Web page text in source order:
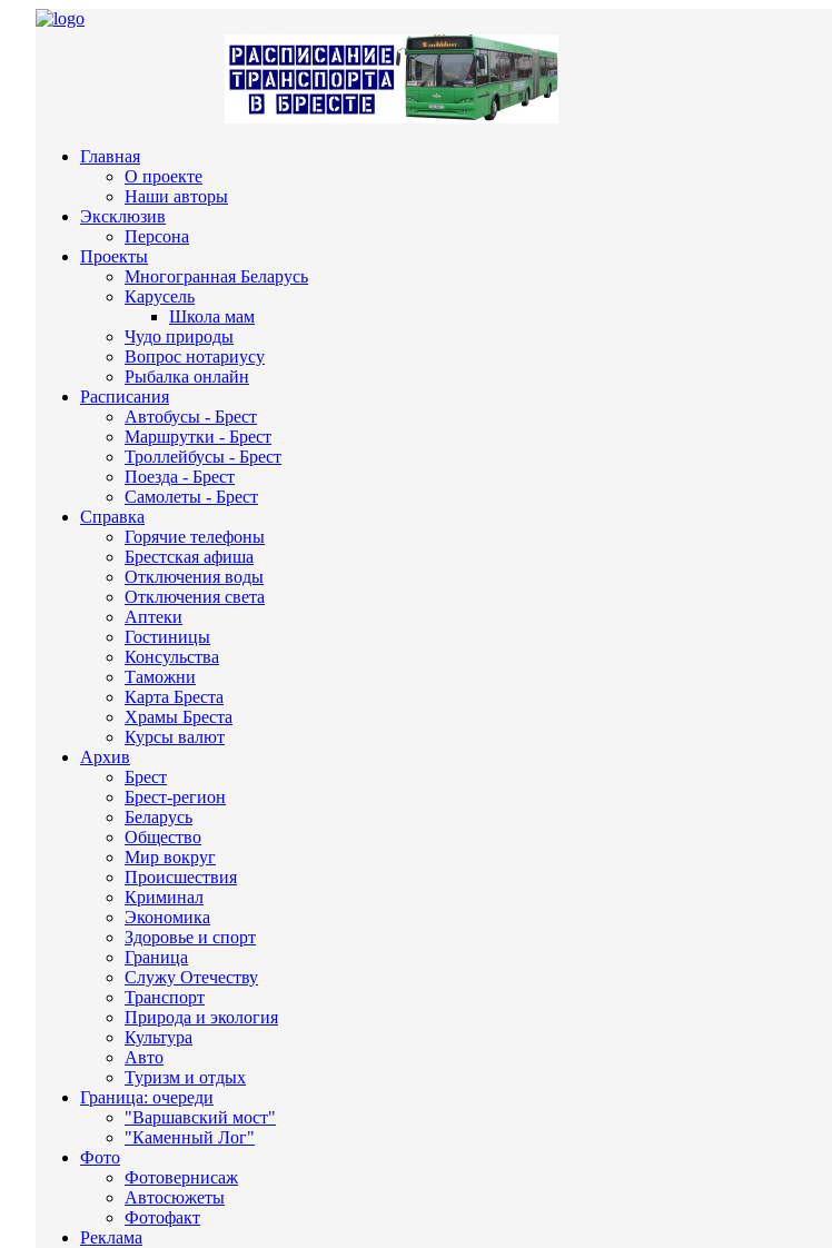
Главная
О проекте
Наши авторы
Эксклюзив
Персона
Проекты
Многогранная Беларусь
Карусель
Школа мам
Чудо природы
Вопрос нотариусу
Рыбалка онлайн
Расписания
Автобусы - Брест
Маршрутки - Брест
Троллейбусы - Брест
Поезда - Брест
Самолеты - Брест
Справка
Горячие телефоны
Брестская афиша
Отключения воды
Отключения света
Аптеки
Гостиницы
Консульства
Таможни
Карта Бреста
Храмы Бреста
Курсы валют
Архив
Брест
Брест-регион
Беларусь
Общество
Мир вокруг
Происшествия
Криминал
Экономика
Здоровье и спорт
Граница
Служу Отечеству
Транспорт
Природа и экология
Культура
Авто
Туризм и отдых
Граница: очереди
"Варшавский мост"
"Каменный Лог"
Фото
Фотовернисаж
Автосюжеты
Фотофакт
Реклама